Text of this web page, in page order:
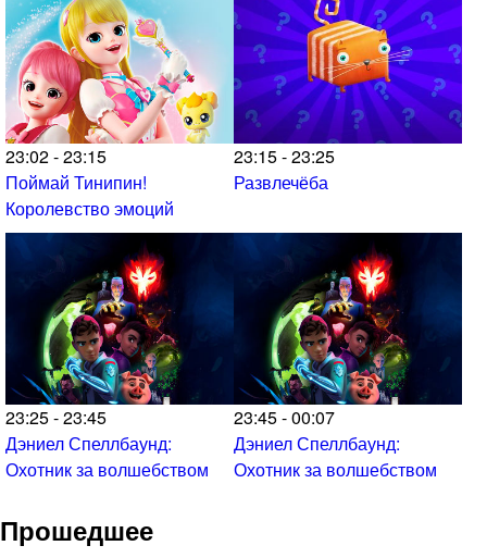
23:02 - 23:15
Поймай Тинипин!
Королевство эмоций
23:15 - 23:25
Развлечёба
23:25 - 23:45
Дэниел Спеллбаунд:
Охотник за волшебством
23:45 - 00:07
Дэниел Спеллбаунд:
Охотник за волшебством
Прошедшее